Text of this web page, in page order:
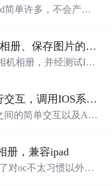
简单许多，不会产生
Unity调用安卓、IOS 相机、相册、保存图片的插件
机相册，并经测试IOS
在安卓与IOS双端完美
unityios相册_Unity与IOS进行交互，调用IOS系统的相机和相册
间的简单交互以及And
跳过为ios分别调用相
也不是很好. 如果需
册，兼容ipad
对oc不太习惯以外，